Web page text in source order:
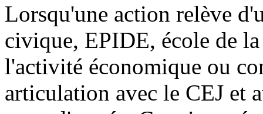
Lorsqu'une action relève
civique, EPIDE, école de
l'activité économique ou
articulation avec le CEJ et